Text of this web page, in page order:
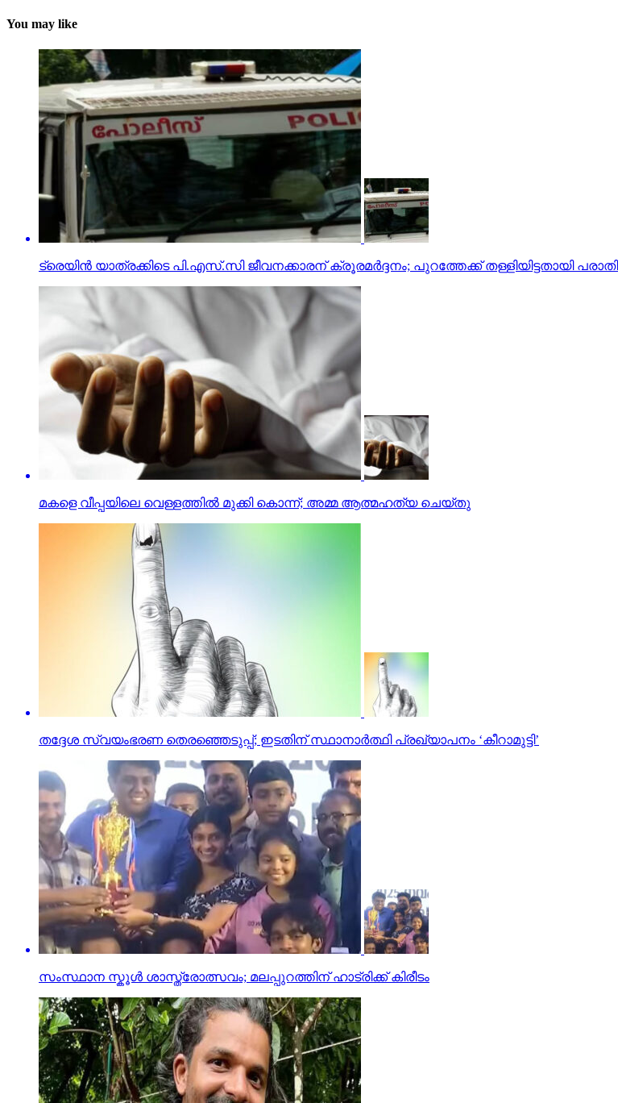
You may like
ട്രെയിന്‍ യാത്രക്കിടെ പി.എസ്.സി ജീവനക്കാരന് ക്രൂരമര്‍ദ്ദനം; പുറത്തേക്ക് തള്ളിയിട്ടതായി പരാതി
മകളെ വീപ്പയിലെ വെള്ളത്തില്‍ മുക്കി കൊന്ന്; അമ്മ ആത്മഹത്യ ചെയ്തു
തദ്ദേശ സ്വയംഭരണ തെരഞ്ഞെടുപ്പ്; ഇടതിന് സ്ഥാനാര്‍ത്ഥി പ്രഖ്യാപനം ‘കീറാമുട്ടി’
സംസ്ഥാന സ്കൂൾ ശാസ്ത്രോത്സവം; മലപ്പുറത്തിന് ഹാട്രിക്ക് കിരീടം